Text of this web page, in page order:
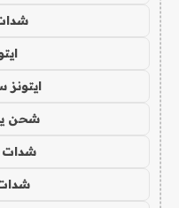
شحن
شدات